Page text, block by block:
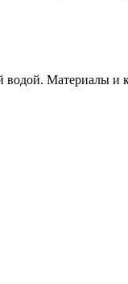
водой. Материалы